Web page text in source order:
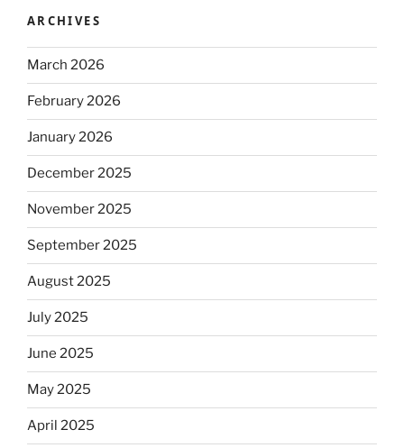
ARCHIVES
March 2026
February 2026
January 2026
December 2025
November 2025
September 2025
August 2025
July 2025
June 2025
May 2025
April 2025